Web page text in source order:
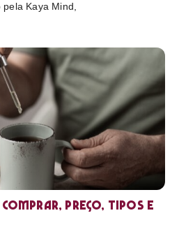
Kaya Mind,
comprar, preço, tipos e